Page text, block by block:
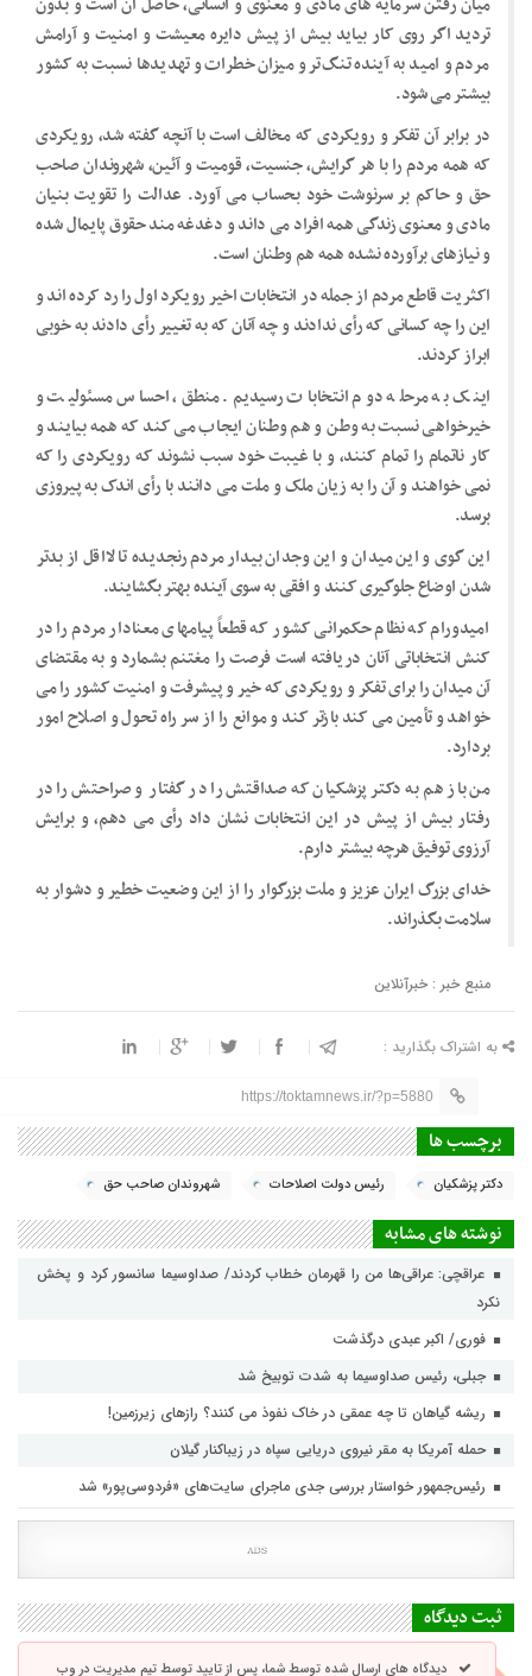
تردید اگر روی کار بیاید بیش از پیش دایره معیشت و امنیت و آرامش
مردم و امید به آینده تنگ‌تر و میزان خطرات و تهدیدها نسبت به کشور
بیشتر می شود.
در برابر آن تفکر و رویکردی که مخالف است با آنچه گفته شد، رویکردی
که همه مردم را با هر گرایش، جنسیت، قومیت و آئین، شهروندان صاحب
حق و حاکم بر سرنوشت خود بحساب می آورد. عدالت را تقویت بنیان
مادی و معنوی زندگی همه افراد می داند و دغدغه مند حقوق پایمال شده
و نیازهای برآورده نشده همه هم وطنان است.
اکثریت قاطع مردم از جمله در انتخابات اخیر رویکرد اول را رد کرده اند و
این را چه کسانی که رأی ندادند و چه آنان که به تغییر رأی دادند به خوبی
ابراز کردند.
اینک به مرحله دوم انتخابات رسیدیم. منطق، احساس مسئولیت و
خیرخواهی نسبت به وطن و هم وطنان ایجاب می کند که همه بیایند و
کار ناتمام را تمام کنند، و با غیبت خود سبب نشوند که رویکردی را که
نمی خواهند و آن را به زیان ملک و ملت می دانند با رأی اندک به پیروزی
برسد.
این گوی و این میدان و این وجدان بیدار مردم رنجدیده تا لااقل از بدتر
شدن اوضاع جلوگیری کنند و افقی به سوی آینده بهتر بگشایند.
امیدورام که نظام حکمرانی کشور که قطعاً پیامهای معنادار مردم را در
کنش انتخاباتی آنان دریافته است فرصت را مغتنم بشمارد و به مقتضای
آن میدان را برای تفکر و رویکردی که خیر و پیشرفت و امنیت کشور را می
خواهد و تأمین می کند بازتر کند و موانع را از سر راه تحول و اصلاح امور
بردارد.
من باز هم به دکتر پزشکیان که صداقتش را در گفتار و صراحتش را در
رفتار بیش از پیش در این انتخابات نشان داد رأی می دهم، و برایش
آرزوی توفیق هرچه بیشتر دارم.
خدای بزرگ ایران عزیز و ملت بزرگوار را از این وضعیت خطیر و دشوار به
سلامت بگذراند.
منبع خبر : خبرآنلاین
به اشتراک بگذارید :
https://toktamnews.ir/?p=5880
برچسب ها
دکتر پزشکیان رئیس دولت اصلاحات شهروندان صاحب حق
نوشته های مشابه
عراقچی: عراقی‌ها من را قهرمان خطاب کردند/ صداوسیما سانسور کرد و پخش
نکرد
فوری/ اکبر عبدی درگذشت
جبلی، رئیس صداوسیما به شدت توبیخ شد
ریشه گیاهان تا چه عمقی در خاک نفوذ می کنند؟ رازهای زیرزمین!
حمله آمریکا به مقر نیروی دریایی سپاه در زیباکنار گیلان
رئیس‌جمهور خواستار بررسی جدی ماجرای سایت‌های «فردوسی‌پور» شد
ثبت دیدگاه
دیدگاه های ارسال شده توسط شما، پس از تایید توسط تیم مدیریت در وب